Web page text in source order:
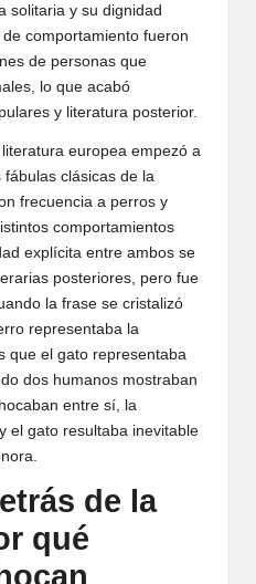
solitaria y su dignidad
comportamiento fueron
de personas que
lo que acabó
y literatura posterior.
europea empezó a
clásicas de la
frecuencia a perros y
comportamientos
explícita entre ambos se
posteriores, pero fue
la frase se cristalizó
representaba la
que el gato representaba
dos humanos mostraban
entre sí, la
el gato resultaba inevitable
de la
qué